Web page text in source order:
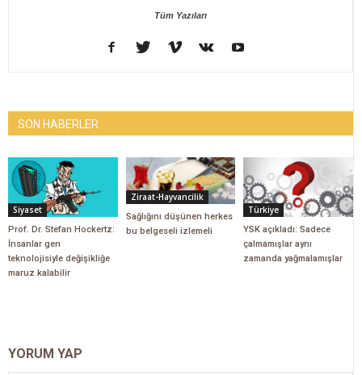
Tüm Yazıları
SON HABERLER
Siyaset
Prof. Dr. Stefan Hockertz:
İnsanlar gen
teknolojisiyle değişikliğe
maruz kalabilir
Ziraat-Hayvancilik
Sağlığını düşünen herkes
bu belgeseli izlemeli
Türkiye
YSK açıkladı: Sadece
çalmamışlar aynı
zamanda yağmalamışlar
YORUM YAP